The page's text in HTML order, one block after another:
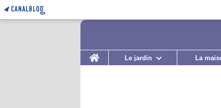
Home
Le jardin La